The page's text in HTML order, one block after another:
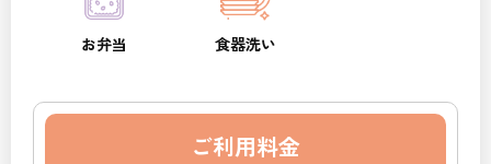
お弁当 食器洗い
ご利用料金